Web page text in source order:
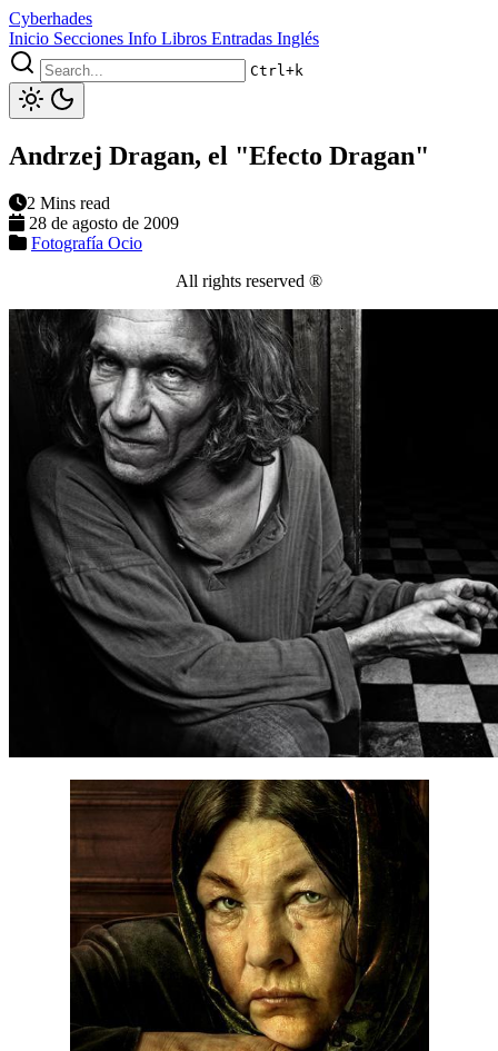
Cyberhades
Inicio Secciones Info Libros Entradas Inglés
Ctrl+k
Andrzej Dragan, el "Efecto Dragan"
2 Mins read
28 de agosto de 2009
Fotografía Ocio
All rights reserved ®